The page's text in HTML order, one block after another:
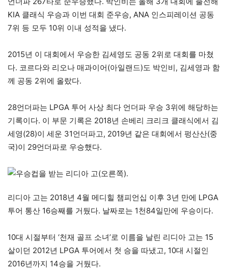
KIA 클래식 우승과 이번 대회 준우승, ANA 인스피레이션 공동
7위 등 모두 10위 이내 성적을 냈다.
2015년 이 대회에서 우승한 김세영도 공동 2위로 대회를 마쳤
다. 코르다와 리오나 매과이어(아일랜드)도 박인비, 김세영과 함
께 공동 2위에 올랐다.
28언더파는 LPGA 투어 사상 최다 언더파 우승 3위에 해당하는
기록이다. 이 부문 기록은 2018년 손베리 크리크 클래식에서 김
세영(28)이 세운 31언더파고, 2019년 같은 대회에서 펑산산(중
국)이 29언더파로 우승했다.
리디아 고는 2018년 4월 메디힐 챔피언십 이후 3년 만에 LPGA
투어 통산 16승째를 거뒀다. 날짜로는 1천84일만에 우승이다.
10대 시절부터 ‘천재 골프 소녀’로 이름을 날린 리디아 고는 15
살이던 2012년 LPGA 투어에서 첫 승을 따냈고, 10대 시절인
2016년까지 14승을 거뒀다.